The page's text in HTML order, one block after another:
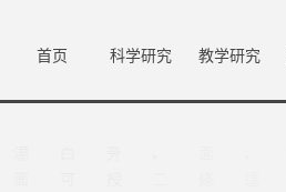
首页 科学研究 教学研究